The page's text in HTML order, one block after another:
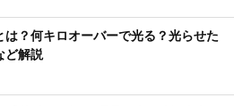
は？何キロオーバーで光る？光らせた
ど解説